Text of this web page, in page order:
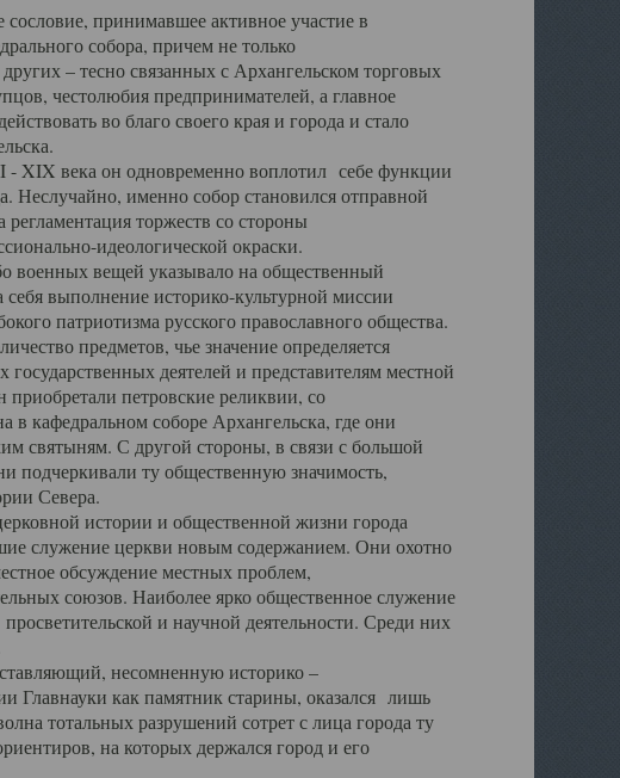
принимавшее активное участие в
собора, причем не только
– тесно связанных с Архангельском торговых
честолюбия предпринимателей, а главное
во благо своего края и города и стало
века он одновременно воплотил себе функции
Неслучайно, именно собор становился отправной
торжеств со стороны
идеологической окраски.
вещей указывало на общественный
себя выполнение историко-культурной миссии
патриотизма русского православного общества.
предметов, чье значение определяется
деятелей и представителям местной
приобретали петровские реликвии, со
в кафедральном соборе Архангельска, где они
святыням. С другой стороны, в связи с большой
подчеркивали ту общественную значимость,
Севера.
истории и общественной жизни города
служение церкви новым содержанием. Они охотно
обсуждение местных проблем,
союзов. Наиболее ярко общественное служение
и научной деятельности. Среди них
несомненную историко –
Главнауки как памятник старины, оказался лишь
тотальных разрушений сотрет с лица города ту
на которых держался город и его